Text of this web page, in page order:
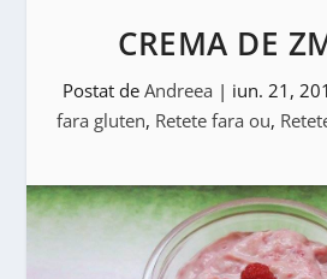
CREMA DE
Postat de Andreea | iun. 21,
fara gluten, Retete fara ou,